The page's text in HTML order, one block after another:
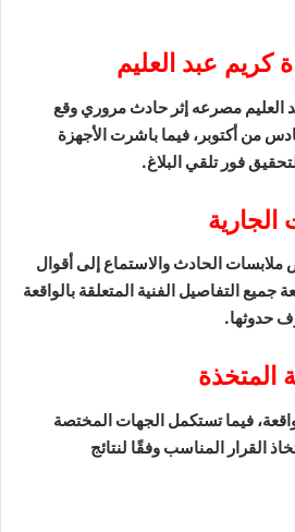
كريم عبد العليم
العليم مصرعه إثر حادث مروري وقع
من أكتوبر، فيما باشرت الأجهزة
فور تلقي البلاغ.
الحادث والاستماع إلى أقوال
جميع التفاصيل الفنية المتعلقة بالواقعة
حدوثها.
المتخذة
فيما تستكمل الجهات المختصة
القرار المناسب وفقًا لنتائج